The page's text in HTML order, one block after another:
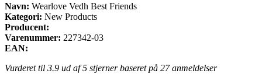
Navn: Wearlove Vedh Best Friends
Kategori: New Products
Producent:
Varenummer: 227342-03
EAN:
Vurderet til 3.9 ud af 5 stjerner baseret på 27anmeldelser